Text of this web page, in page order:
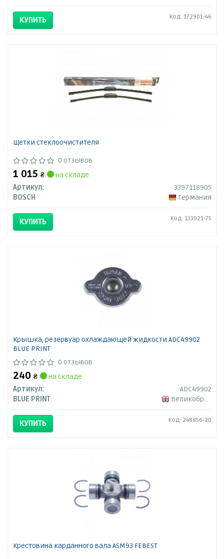
КУПИТЬ Код: 172901-46
Щетки стеклоочистителя
0 отзывов
1 015 ₴
на складе
Артикул:
3397118905
BOSCH
Германия
КУПИТЬ Код: 133921-75
Крышка, резервуар охлаждающей жидкости ADC49902
BLUE PRINT
0 отзывов
240 ₴
на складе
Артикул:
ADC49902
BLUE PRINT
Великобритания
КУПИТЬ Код: 248856-20
Крестовина карданного вала ASM93 FEBEST